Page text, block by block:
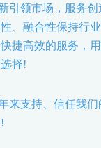
引领市场，服务
、融合性保持行
捷高效的服务，
择!
来支持、信任我
!